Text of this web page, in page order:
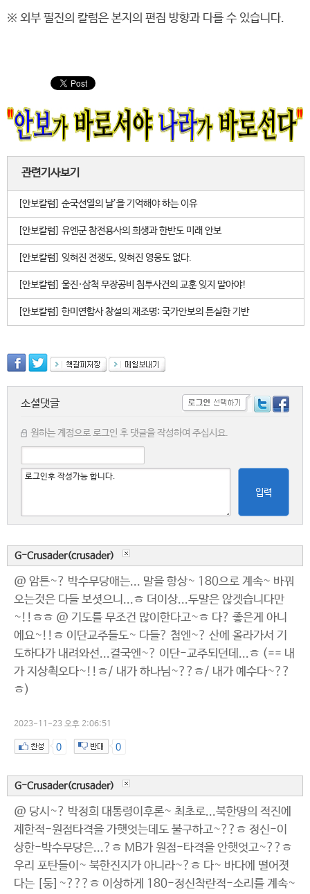
※ 외부 필진의 칼럼은 본지의 편집 방향과 다를 수 있습니다.
관련기사보기
[안보칼럼] 순국선열의 날’을 기억해야 하는 이유
[안보칼럼] 유엔군 참전용사의 희생과 한반도 미래 안보
[안보칼럼] 잊혀진 전쟁도, 잊혀진 영웅도 없다.
[안보칼럼] 울진·삼척 무장공비 침투사건의 교훈 잊지 말아야!
[안보칼럼] 한미연합사 창설의 재조명: 국가안보의 튼실한 기반
소셜댓글
원하는 계정으로 로그인 후 댓글을 작성하여 주십시요.
입력
G-Crusader(crusader)
@ 암튼~? 박수무당애는... 말을 항상~ 180으로 계속~ 바꿔
오는것은 다들 보셧으니...ㅎ 더이상...두말은 않겟습니다만
~!!ㅎㅎ @ 기도를 무조건 많이한다고~ㅎ 다? 좋은게 아니
에요~!!ㅎ 이단교주들도~ 다들? 첨엔~? 산에 올라가서 기
도하다가 내려와선...결국엔~? 이단-교주되던데...ㅎ (== 내
가 지상쵝오다~!!ㅎ/ 내가 하나님~??ㅎ/ 내가 예수다~??
ㅎ)
2023-11-23 오후 2:06:51
0 0
G-Crusader(crusader)
@ 당시~? 박정희 대통령이후론~ 최초로...북한땅의 적진에
제한적-원점타격을 가햇엇는데도 불구하고~??ㅎ 정신-이
상한-박수무당은...?ㅎ MB가 원점-타격을 안햇엇고~??ㅎ
우리 포탄들이~ 북한진지가 아니라~?ㅎ 다~ 바다에 떨어졋
다는 [둥]~???ㅎ 이상하게 180-정신착란적-소리를 계속~